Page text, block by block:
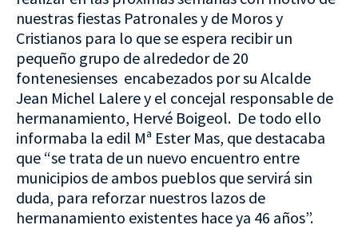
nuestras fiestas Patronales y de Moros y
Cristianos para lo que se espera recibir un
pequeño grupo de alrededor de 20
fontenesienses encabezados por su Alcalde
Jean Michel Lalere y el concejal responsable de
hermanamiento, Hervé Boigeol. De todo ello
informaba la edil Mª Ester Mas, que destacaba
que “se trata de un nuevo encuentro entre
municipios de ambos pueblos que servirá sin
duda, para reforzar nuestros lazos de
hermanamiento existentes hace ya 46 años”.